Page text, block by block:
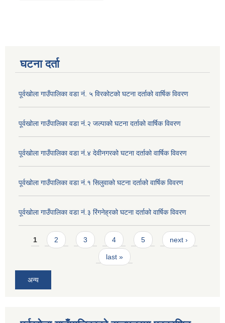
घटना दर्ता
पूर्वखोला गाउँपालिका वडा नं. ५ विरकोटको घटना दर्ताको वार्षिक विवरण
पूर्वखोला गाउँपालिका वडा नं.२ जल्पाको घटना दर्ताको वार्षिक विवरण
पूर्वखोला गाउँपालिका वडा नं.४ देवीनगरको घटना दर्ताको वार्षिक विवरण
पूर्वखोला गाउँपालिका वडा नं.१ सिलुवाको घटना दर्ताको वार्षिक विवरण
पूर्वखोला गाउँपालिका वडा नं.३ रिंगनेह्रको घटना दर्ताको वार्षिक विवरण
Pages
1 2 3 4 5 next ›
last »
अन्य